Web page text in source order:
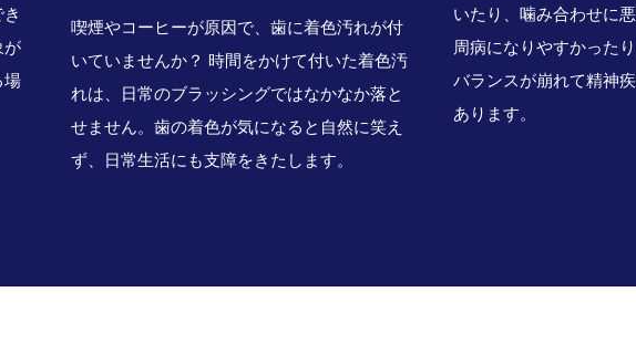
が
場
喫煙やコーヒーが原因で、歯に着色汚れが付
いていませんか？ 時間をかけて付いた着色汚
れは、日常のブラッシングではなかなか落と
せません。歯の着色が気になると自然に笑え
ず、日常生活にも支障をきたします。
いたり、噛み合わせに
周病になりやすかった
バランスが崩れて精神
あります。